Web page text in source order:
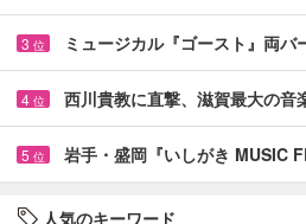
3 位 ミュージカル『ゴースト』両
4 位 西川貴教に直撃、滋賀最大の
5 位 岩手・盛岡『いしがき MUSIC
人気のキーワード